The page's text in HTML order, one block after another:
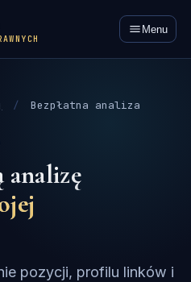
Menu
/ Bezpłatna analiza
analizę
pozycji, profilu linków i